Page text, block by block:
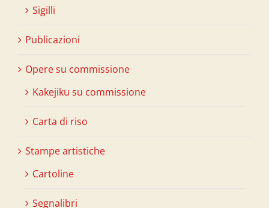
Sigilli
Publicazioni
Opere su commissione
Kakejiku su commissione
Carta di riso
Stampe artistiche
Cartoline
Segnalibri